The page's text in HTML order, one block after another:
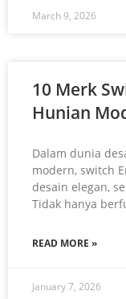
March 9, 2026
10 Merk
Hunian
Dalam dunia
modern, switch
desain elegan,
Tidak hanya
READ MORE »
January 7, 2026